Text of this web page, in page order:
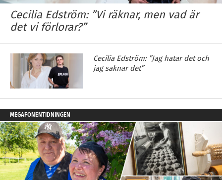
Cecilia Edström: ”Vi räknar, men vad är
det vi förlorar?”
Cecilia Edström: ”Jag hatar det och
jag saknar det”
MEGAFONENTIDNINGEN